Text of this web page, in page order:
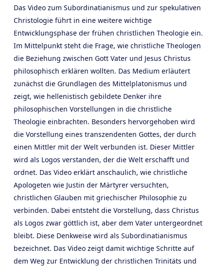
Das Video zum Subordinatianismus und zur spekulativen
Christologie führt in eine weitere wichtige
Entwicklungsphase der frühen christlichen Theologie ein.
Im Mittelpunkt steht die Frage, wie christliche Theologen
die Beziehung zwischen Gott Vater und Jesus Christus
philosophisch erklären wollten. Das Medium erläutert
zunächst die Grundlagen des Mittelplatonismus und
zeigt, wie hellenistisch gebildete Denker ihre
philosophischen Vorstellungen in die christliche
Theologie einbrachten. Besonders hervorgehoben wird
die Vorstellung eines transzendenten Gottes, der durch
einen Mittler mit der Welt verbunden ist. Dieser Mittler
wird als Logos verstanden, der die Welt erschafft und
ordnet. Das Video erklärt anschaulich, wie christliche
Apologeten wie Justin der Märtyrer versuchten,
christlichen Glauben mit griechischer Philosophie zu
verbinden. Dabei entsteht die Vorstellung, dass Christus
als Logos zwar göttlich ist, aber dem Vater untergeordnet
bleibt. Diese Denkweise wird als Subordinatianismus
bezeichnet. Das Video zeigt damit wichtige Schritte auf
dem Weg zur Entwicklung der christlichen Trinitäts und